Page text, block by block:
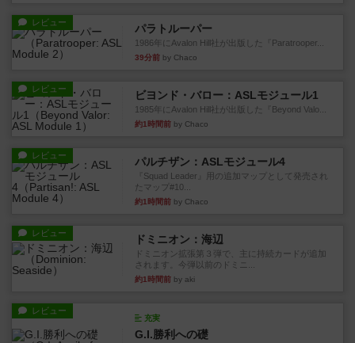
レビュー パラトルーパー
1986年にAvalon Hill社が出版した『Paratrooper...
39分前 by Chaco
レビュー ビヨンド・バロー：ASLモジュール1
1985年にAvalon Hill社が出版した『Beyond Valo...
約1時間前 by Chaco
レビュー パルチザン：ASLモジュール4
『Squad Leader』用の追加マップとして発売され
たマップ#10...
約1時間前 by Chaco
レビュー ドミニオン：海辺
ドミニオン拡張第３弾で、主に持続カードが追加
されます。今弾以前のドミニ...
約1時間前 by aki
レビュー
充実
G.I.勝利への礎